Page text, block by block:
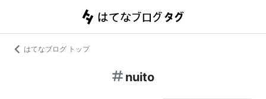
はてなブログ トップ
nuito